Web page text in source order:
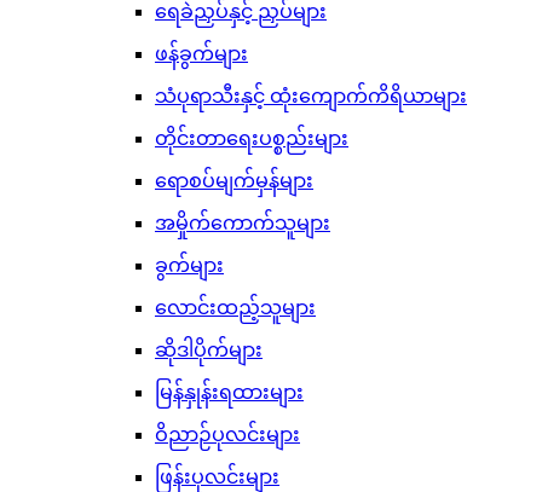
ရေခဲညှပ်နှင့် ညှပ်များ
ဖန်ခွက်များ
သံပုရာသီးနှင့် ထုံးကျောက်ကိရိယာများ
တိုင်းတာရေးပစ္စည်းများ
ရောစပ်မျက်မှန်များ
အမှိုက်ကောက်သူများ
ခွက်များ
လောင်းထည့်သူများ
ဆိုဒါပိုက်များ
မြန်နှုန်းရထားများ
ဝိညာဉ်ပုလင်းများ
ဖြန်းပုလင်းများ